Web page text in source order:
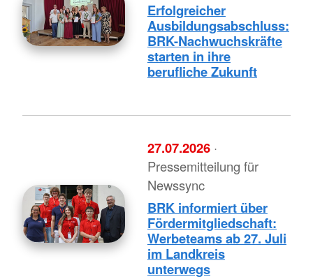
Erfolgreicher
Ausbildungsabschluss:
BRK-Nachwuchskräfte
starten in ihre
berufliche Zukunft
27.07.2026 ·
Pressemitteilung für
Newssync
BRK informiert über
Fördermitgliedschaft:
Werbeteams ab 27. Juli
im Landkreis
unterwegs